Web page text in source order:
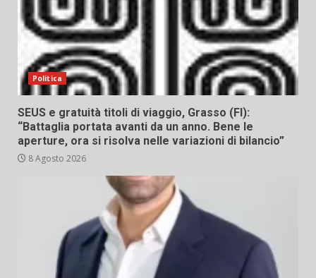
Politica
SEUS e gratuità titoli di viaggio, Grasso (FI):
“Battaglia portata avanti da un anno. Bene le
aperture, ora si risolva nelle variazioni di bilancio”
8 Agosto 2026